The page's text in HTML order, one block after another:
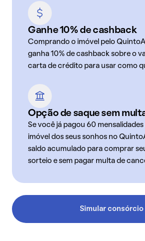
Ganhe 10% de cashback
Comprando o imóvel pelo
ganha 10% de cashback sobre o
carta de crédito para usar como
Opção de saque sem
Se você já pagou 60
imóvel dos seus sonhos no
saldo acumulado para comprar
sorteio e sem pagar multa de
Simular consórcio